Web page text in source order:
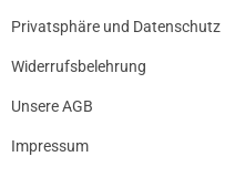
Privatsphäre und Datenschutz
Widerrufsbelehrung
Unsere AGB
Impressum